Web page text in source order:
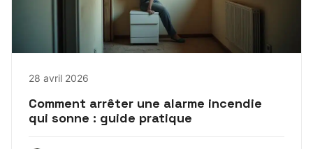
28 avril 2026
Comment arrêter une alarme incendie
qui sonne : guide pratique